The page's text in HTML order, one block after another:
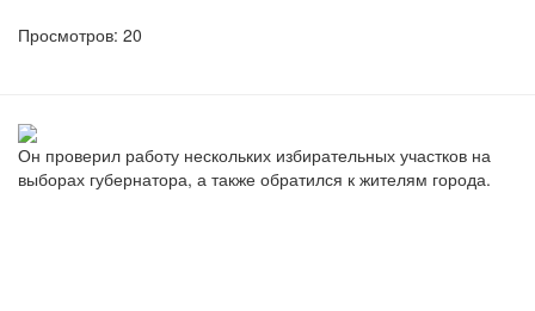
Просмотров: 20
Он проверил работу нескольких избирательных участков на
выборах губернатора, а также обратился к жителям города.